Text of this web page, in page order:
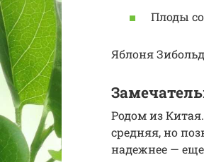
Плоды
Яблоня
Родом из
средняя, но
надежнее —